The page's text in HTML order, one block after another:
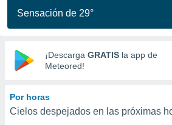
calidad.
a este
las
y
digital
basada
Sensación de 29°
¡Descarga GRATIS la app de
Meteored!
Por horas
Cielos despejados en las próximas